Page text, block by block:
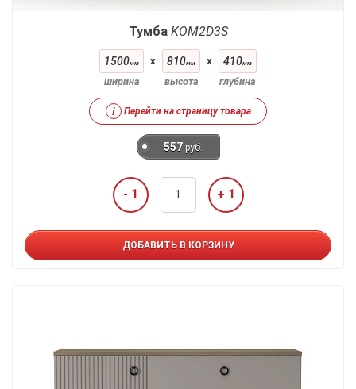
Тумба KOM2D3S
1500мм
ширина
x 810мм
высота
x 410мм
глубина
i Перейти на страницу товара
557 руб.
- 1 + 1
ДОБАВИТЬ В КОРЗИНУ